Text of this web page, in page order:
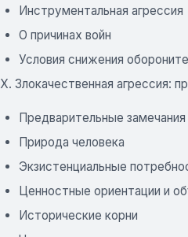
Инструментальная агрессия
О причинах войн
Условия снижения
X. Злокачественная агрессия:
Предварительные замечания
Природа человека
Экзистенциальные
Ценностные ориентации и
Исторические корни